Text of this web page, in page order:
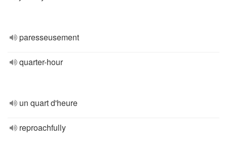
paresseusement
quarter-hour
un quart d'heure
reproachfully